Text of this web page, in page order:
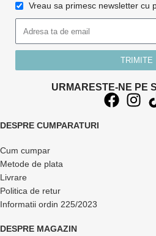
Vreau sa primesc newsletter cu
TRIMITE
URMARESTE-NE PE
DESPRE CUMPARATURI
Cum cumpar
Metode de plata
Livrare
Politica de retur
Informatii ordin 225/2023
DESPRE MAGAZIN